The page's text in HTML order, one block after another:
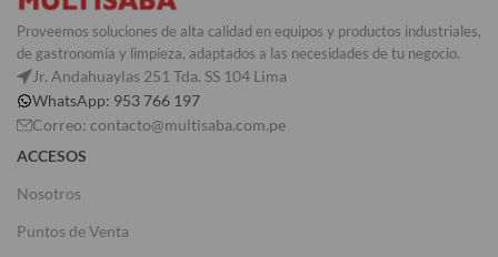
Proveemos soluciones de alta calidad en equipos y productos industriales,
de gastronomía y limpieza, adaptados a las necesidades de tu negocio.
Jr. Andahuaylas 251 Tda. SS 104 Lima
WhatsApp: 953 766 197
Correo: contacto@multisaba.com.pe
ACCESOS
Nosotros
Puntos de Venta